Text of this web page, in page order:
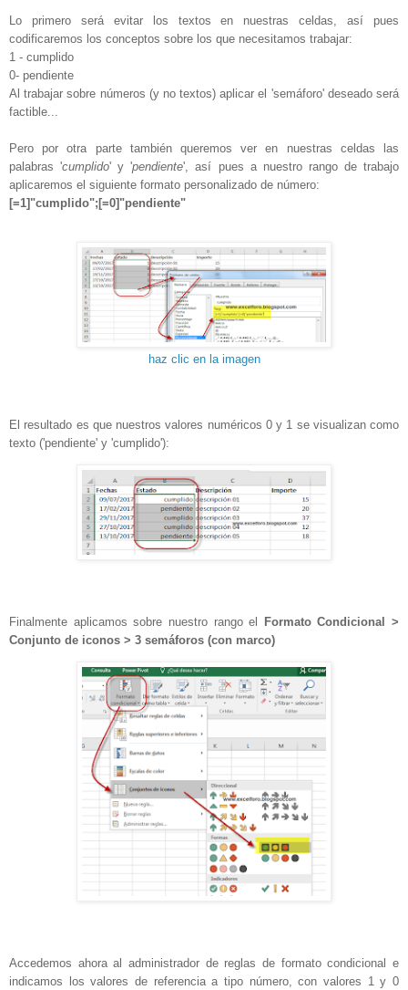
Lo primero será evitar los textos en nuestras celdas, así pues
codificaremos los conceptos sobre los que necesitamos trabajar:
1 - cumplido
0- pendiente
Al trabajar sobre números (y no textos) aplicar el 'semáforo' deseado será
factible...
Pero por otra parte también queremos ver en nuestras celdas las
palabras 'cumplido' y 'pendiente', así pues a nuestro rango de trabajo
aplicaremos el siguiente formato personalizado de número:
[=1]"cumplido";[=0]"pendiente"
haz clic en la imagen
El resultado es que nuestros valores numéricos 0 y 1 se visualizan como
texto ('pendiente' y 'cumplido'):
Finalmente aplicamos sobre nuestro rango el
Formato Condicional >
Conjunto de iconos > 3 semáforos (con marco)
Accedemos ahora al administrador de reglas de formato condicional e
indicamos los valores de referencia a tipo número, con valores 1 y 0